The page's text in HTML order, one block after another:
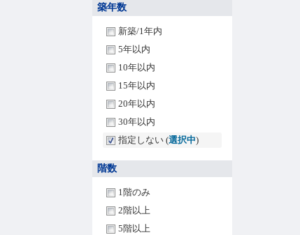
築年数
新築/1年内
5年以内
10年以内
15年以内
20年以内
30年以内
指定しない (選択中)
階数
1階のみ
2階以上
5階以上